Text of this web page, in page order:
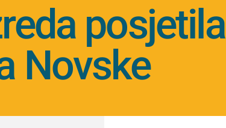
posjetila
Novske